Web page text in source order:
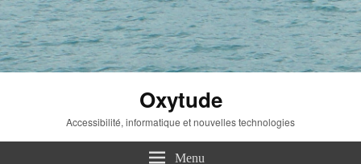
Oxytude
Accessibilité, informatique et nouvelles technologies
Menu